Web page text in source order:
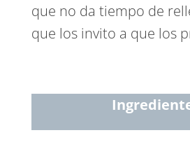
que no da tiempo de
que los invito a que los